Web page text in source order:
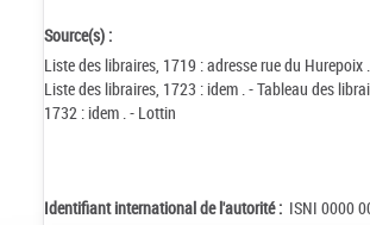
Source(s) :
Liste des libraires, 1719 : adresse rue du Hurepoix
Liste des libraires, 1723 : idem . - Tableau des
1732 : idem . - Lottin
Identifiant international de l'autorité : ISNI 0000